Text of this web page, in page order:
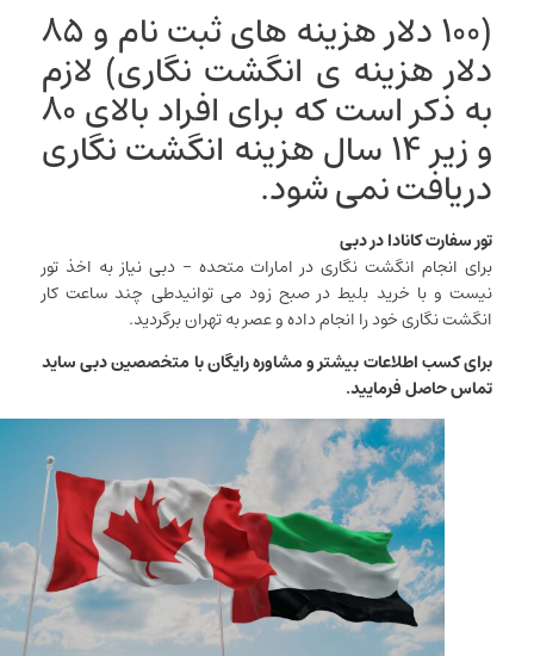
(۱۰۰ دلار هزینه ­های ثبت نام و ۸۵
دلار هزینه­ ی انگشت­ نگاری) لازم
به ذکر است که برای افراد بالای ۸۰
و زیر ۱۴ سال هزینه­ انگشت­ نگاری
دریافت نمی­ شود.
تور سفارت کانادا در دبی
برای انجام انگشت نگاری در امارات متحده – دبی نیاز به اخذ تور
نیست و با خرید بلیط در صبح زود می توانیدطی چند ساعت کار
انگشت نگاری خود را انجام داده و عصر به تهران برگردید.
برای کسب اطلاعات بیشتر و مشاوره رایگان با متخصصین دبی ساید
تماس حاصل فرمایید.